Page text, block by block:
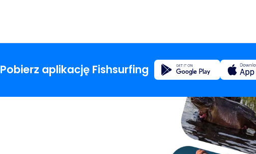
Strona
Blog
Pobierz aplikację Fishsurfing